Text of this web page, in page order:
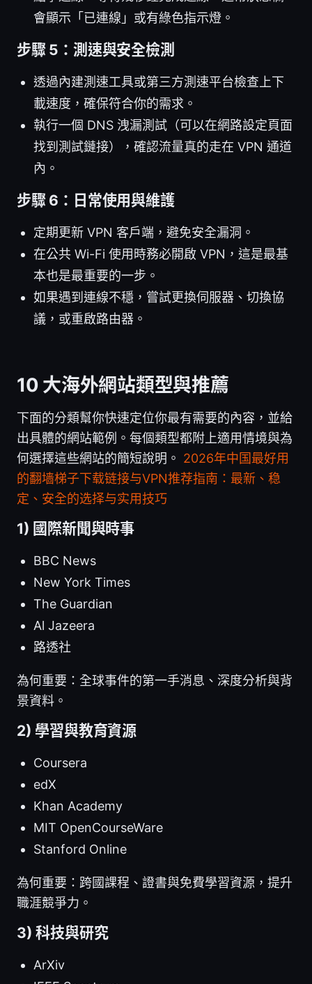
會顯示「已連線」或有綠色指示燈。
步驟 5：測速與安全檢測
透過內建測速工具或第三方測速平台檢查上下
載速度，確保符合你的需求。
執行一個 DNS 洩漏測試（可以在網路設定頁面
找到測試鏈接），確認流量真的走在 VPN 通道
內。
步驟 6：日常使用與維護
定期更新 VPN 客戶端，避免安全漏洞。
在公共 Wi-Fi 使用時務必開啟 VPN，這是最基
本也是最重要的一步。
如果遇到連線不穩，嘗試更換伺服器、切換協
議，或重啟路由器。
10 大海外網站類型與推薦
下面的分類幫你快速定位你最有需要的內容，並給
出具體的網站範例。每個類型都附上適用情境與為
何選擇這些網站的簡短說明。 2026年中国最好用
的翻墙梯子下载链接与VPN推荐指南：最新、稳
定、安全的选择与实用技巧
1) 國際新聞與時事
BBC News
New York Times
The Guardian
Al Jazeera
路透社
為何重要：全球事件的第一手消息、深度分析與背
景資料。
2) 學習與教育資源
Coursera
edX
Khan Academy
MIT OpenCourseWare
Stanford Online
為何重要：跨國課程、證書與免費學習資源，提升
職涯競爭力。
3) 科技與研究
ArXiv